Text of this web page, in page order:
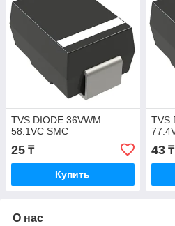
TVS DIODE 36VWM
58.1VC SMC
25 ₸
Купить
TVS
43₸
О нас